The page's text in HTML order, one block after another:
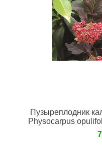
Пузыреплодник
Physocarpus